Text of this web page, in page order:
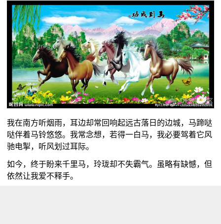
我在南方听烟雨，耳边却常回响起远古落日的边城，马蹄哒
哒伴着马铃悠悠。我常念想，若得一白马，我必要驾着它风
驰电掣，听风划过耳际。
如今，终于盼来千里马，玲珑却不失霸气。虽略有缺憾，但
依然让我爱不释手。